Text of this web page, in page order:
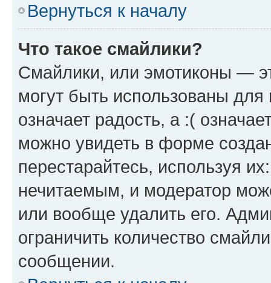
Вернуться к началу
Что такое смайлики?
Смайлики, или эмотиконы —
могут быть использованы
означает радость, а :(
можно увидеть в форме
перестарайтесь, используя
нечитаемым, и модератор
или вообще удалить его.
ограничить количество
сообщении.